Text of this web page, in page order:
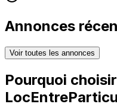
Annonces
Voir toutes les annonces
Pourquoi choisir